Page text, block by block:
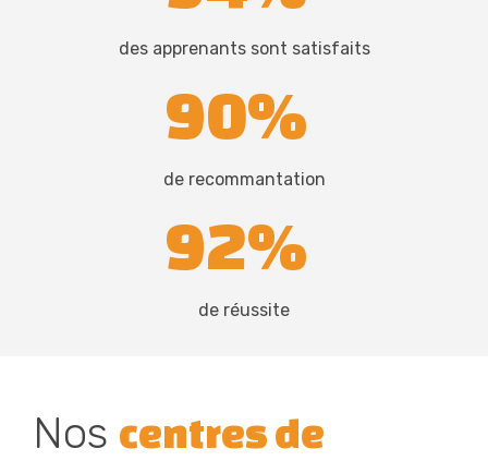
des apprenants sont satisfaits
90%
de recommantation
92%
de réussite
Nos centres de